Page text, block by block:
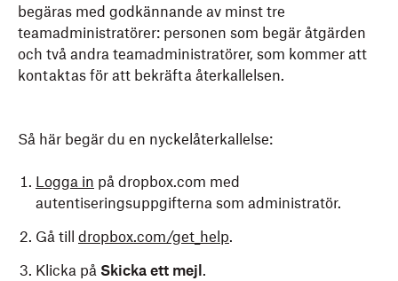
begäras med godkännande av minst tre
teamadministratörer: personen som begär åtgärden
och två andra teamadministratörer, som kommer att
kontaktas för att bekräfta återkallelsen.
Så här begär du en nyckelåterkallelse:
Logga in på dropbox.com med
autentiseringsuppgifterna som administratör.
Gå till dropbox.com/get_help.
Klicka på Skicka ett mejl .